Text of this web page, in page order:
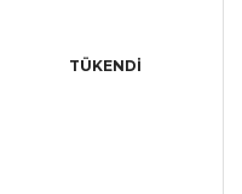
TÜKENDİ